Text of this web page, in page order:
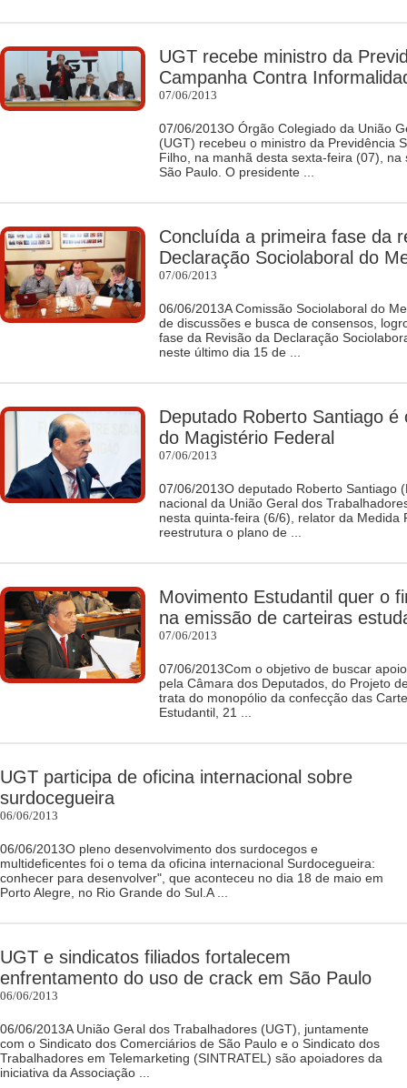
UGT recebe ministro da
Campanha Contra
07/06/2013
07/06/2013O Órgão Colegiado da União
(UGT) recebeu o ministro da Previdência
Filho, na manhã desta sexta-feira (07), na
São Paulo. O presidente ...
Concluída a primeira fase da
Declaração Sociolaboral do
07/06/2013
06/06/2013A Comissão Sociolaboral do
de discussões e busca de consensos,
fase da Revisão da Declaração
neste último dia 15 de ...
Deputado Roberto Santiago é
do Magistério Federal
07/06/2013
07/06/2013O deputado Roberto Santiago
nacional da União Geral dos
nesta quinta-feira (6/6), relator da Medida
reestrutura o plano de ...
Movimento Estudantil quer o
na emissão de carteiras
07/06/2013
07/06/2013Com o objetivo de buscar
pela Câmara dos Deputados, do Projeto
trata do monopólio da confecção das
Estudantil, 21 ...
UGT participa de oficina internacional sobre
surdocegueira
06/06/2013
06/06/2013O pleno desenvolvimento dos surdocegos e
multideficentes foi o tema da oficina internacional Surdocegueira:
conhecer para desenvolver", que aconteceu no dia 18 de maio em
Porto Alegre, no Rio Grande do Sul.A ...
UGT e sindicatos filiados fortalecem
enfrentamento do uso de crack em São Paulo
06/06/2013
06/06/2013A União Geral dos Trabalhadores (UGT), juntamente
com o Sindicato dos Comerciários de São Paulo e o Sindicato dos
Trabalhadores em Telemarketing (SINTRATEL) são apoiadores da
iniciativa da Associação ...